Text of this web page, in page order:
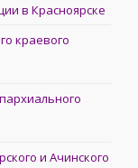
в Красноярске
краевого
и Ачинского